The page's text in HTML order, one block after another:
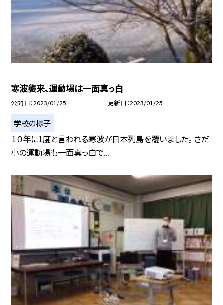
寒波襲来、運動場は一面真っ白
公開日 2023/01/25 更新日 2023/01/25
学校の様子
１０年に1度と言われる寒波が日本列島を覆いました。 さだ
小の運動場も一面真っ白で...